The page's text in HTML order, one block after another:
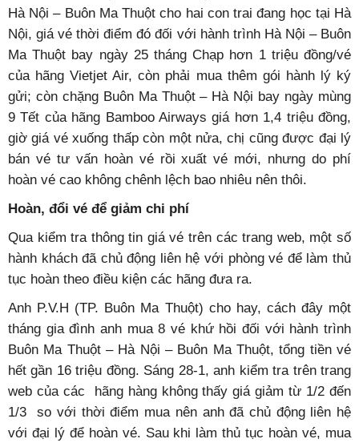
Hà Nội – Buôn Ma Thuột cho hai con trai đang học tại Hà
Nội, giá vé thời điểm đó đối với hành trình Hà Nội – Buôn
Ma Thuột bay ngày 25 tháng Chạp hơn 1 triệu đồng/vé
của hãng Vietjet Air, còn phải mua thêm gói hành lý ký
gửi; còn chặng Buôn Ma Thuột – Hà Nội bay ngày mùng
9 Tết của hãng Bamboo Airways giá hơn 1,4 triệu đồng,
giờ giá vé xuống thấp còn một nửa, chị cũng được đại lý
bán vé tư vấn hoàn vé rồi xuất vé mới, nhưng do phí
hoàn vé cao không chênh lệch bao nhiêu nên thôi.
Hoàn, đổi vé để giảm chi phí
Qua kiểm tra thông tin giá vé trên các trang web, một số
hành khách đã chủ động liên hệ với phòng vé để làm thủ
tục hoàn theo điều kiện các hãng đưa ra.
Anh P.V.H (TP. Buôn Ma Thuột) cho hay, cách đây một
tháng gia đình anh mua 8 vé khứ hồi đối với hành trình
Buôn Ma Thuột – Hà Nội – Buôn Ma Thuột, tổng tiền vé
hết gần 16 triệu đồng. Sáng 28-1, anh kiểm tra trên trang
web của các hãng hàng không thấy giá giảm từ 1/2 đến
1/3 so với thời điểm mua nên anh đã chủ động liên hệ
với đại lý để hoàn vé. Sau khi làm thủ tục hoàn vé, mua